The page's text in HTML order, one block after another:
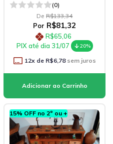
(0)
De R$133,34
Por R$81,32
R$65,06
PIX até dia 31/07
20%
12x de R$6,78sem juros
15% OFF no 2º ou +